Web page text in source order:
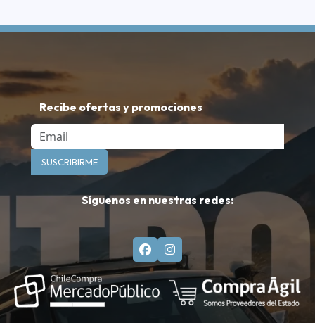
Recibe ofertas y promociones
Email
SUSCRIBIRME
Síguenos en nuestras redes: